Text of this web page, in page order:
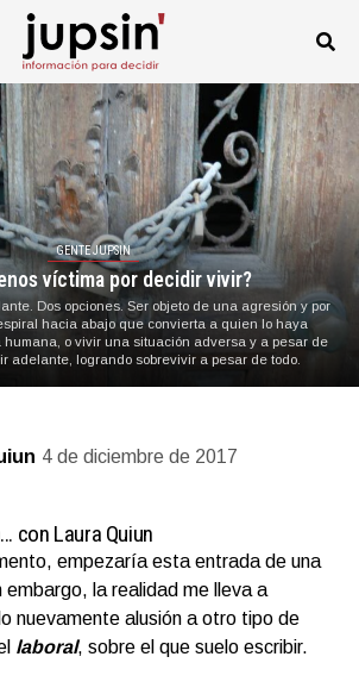
GENTE JUPSIN
víctima por decidir vivir?
Dos opciones. Ser objeto de una agresión y por
hacia abajo que convierta a quien lo haya
o vivir una situación adversa y a pesar de
adelante, logrando sobrevivir a pesar de todo.
4 de diciembre de 2017
con Laura Quiun
empezaría esta entrada de una
la realidad me lleva a
nuevamente alusión a otro tipo de
laboral, sobre el que suelo escribir.